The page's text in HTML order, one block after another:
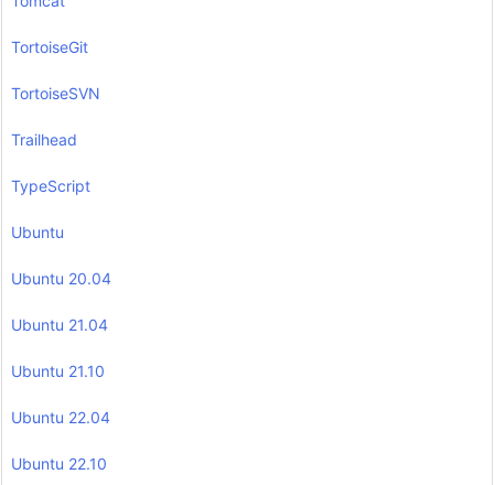
TortoiseGit
TortoiseSVN
Trailhead
TypeScript
Ubuntu
Ubuntu 20.04
Ubuntu 21.04
Ubuntu 21.10
Ubuntu 22.04
Ubuntu 22.10